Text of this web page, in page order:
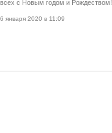
всех с Новым годом и Рождеством!
6 января 2020 в 11:09